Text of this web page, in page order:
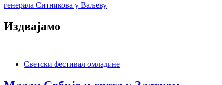
генерала Ситникова у Ваљеву
Издвајамо
Светски фестивал омладине